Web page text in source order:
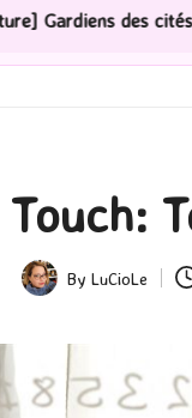
: Le roman
Posted
ByLuCioLe